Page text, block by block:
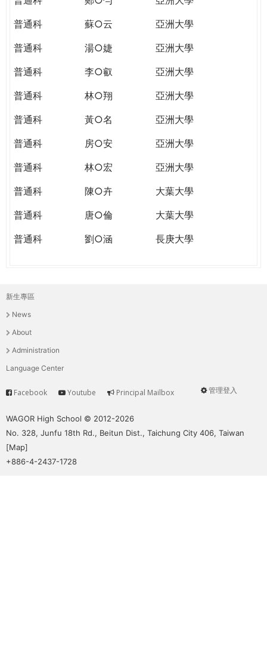
普通科
蘇○云
亞洲大學
普通科
湯○婕
亞洲大學
普通科
李○叡
亞洲大學
普通科
林○翔
亞洲大學
普通科
黃○名
亞洲大學
普通科
房○安
亞洲大學
普通科
林○宏
亞洲大學
普通科
陳○卉
大葉大學
普通科
唐○倫
大葉大學
普通科
劉○涵 長庚大學
主
選
單
新生專區
News
About
Administration
Language Center
User
管理登入
Service
Facebook Youtube Principal Mailbox
WAGOR High School © 2012-2026
No. 328, Junfu 18th Rd., Beitun Dist., Taichung City 406, Taiwan
[Map]
+886-4-2437-1728